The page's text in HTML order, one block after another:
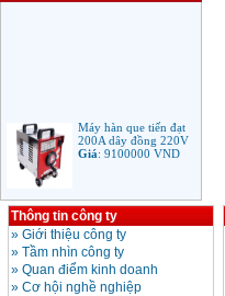
Máy hàn que tiến đạt
200A dây đồng 220V
Giá:9100000VND
Máy hàn que điện tử
Jasic ARC 200 R04
Giá:5100000
Thông tin công ty
» Giới thiệu công ty
» Tầm nhìn công ty
» Quan điểm kinh doanh
» Cơ hội nghề nghiệp